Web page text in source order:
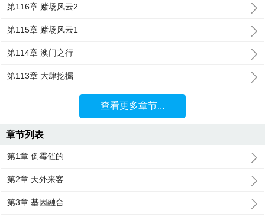
第116章 赌场风云2
第115章 赌场风云1
第114章 澳门之行
第113章 大肆挖掘
查看更多章节...
章节列表
第1章 倒霉催的
第2章 天外来客
第3章 基因融合